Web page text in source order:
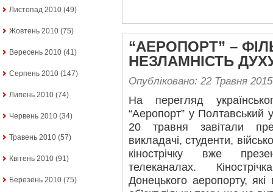
Листопад 2010 (49)
Жовтень 2010 (75)
Вересень 2010 (41)
Серпень 2010 (147)
Липень 2010 (74)
Червень 2010 (34)
Травень 2010 (57)
Квітень 2010 (91)
Березень 2010 (75)
“АЕРОПОРТ” –
НЕЗЛАМНІСТЬ
Опубліковано: 22 Травня 2015
На перегляд
“Аеропорт” у Полтавський
20 травня завітали
викладачі, студенти,
кінострічку вже
телеканалах.
Донецького аеропорту,